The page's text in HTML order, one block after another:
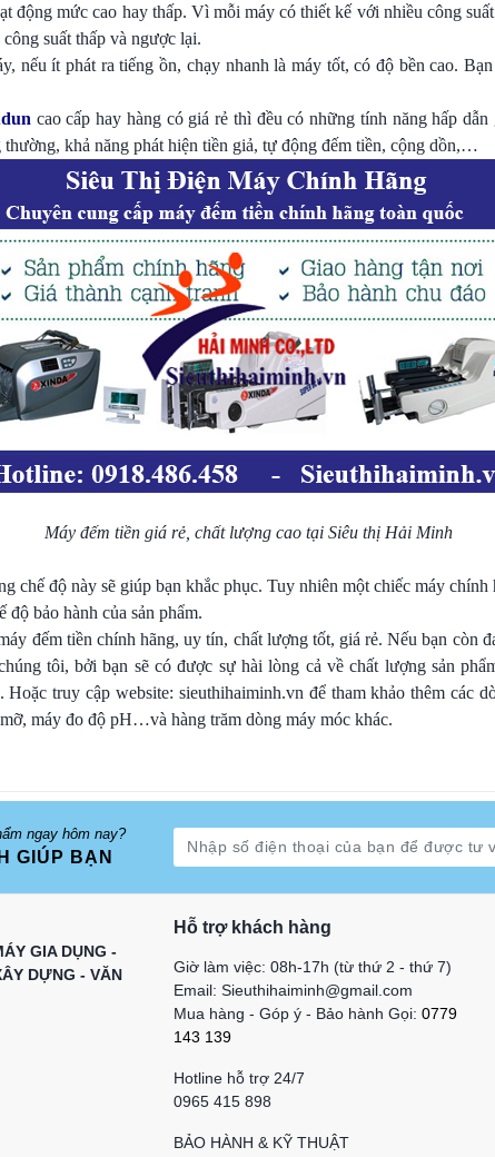
động mức cao hay thấp. Vì mỗi máy có thiết kế với nhiều công
suất thấp và ngược lại.
nếu ít phát ra tiếng ồn, chạy nhanh là máy tốt, có độ bền cao.
cao cấp hay hàng có giá rẻ thì đều có những tính năng hấp
khả năng phát hiện tiền giả, tự động đếm tiền, cộng dồn,…
Máy đếm tiền giá rẻ, chất lượng cao tại Siêu thị Hải Minh
chế độ này sẽ giúp bạn khắc phục. Tuy nhiên một chiếc máy
độ bảo hành của sản phẩm.
đếm tiền chính hãng, uy tín, chất lượng tốt, giá rẻ. Nếu bạn còn
tôi, bởi bạn sẽ có được sự hài lòng cả về chất lượng sản
truy cập website: sieuthihaiminh.vn để tham khảo thêm các
máy đo độ pH…và hàng trăm dòng máy móc khác.
ngay hôm nay?
GIÚP BẠN
GIA DỤNG -
DỰNG - VĂN
Hỗ trợ khách hàng
Giờ làm việc: 08h-17h (từ thứ 2 - thứ 7)
Email: Sieuthihaiminh@gmail.com
Mua hàng - Góp ý - Bảo hành Gọi: 0779
143 139
Hotline hỗ trợ 24/7
0965 415 898
BẢO HÀNH & KỸ THUẬT